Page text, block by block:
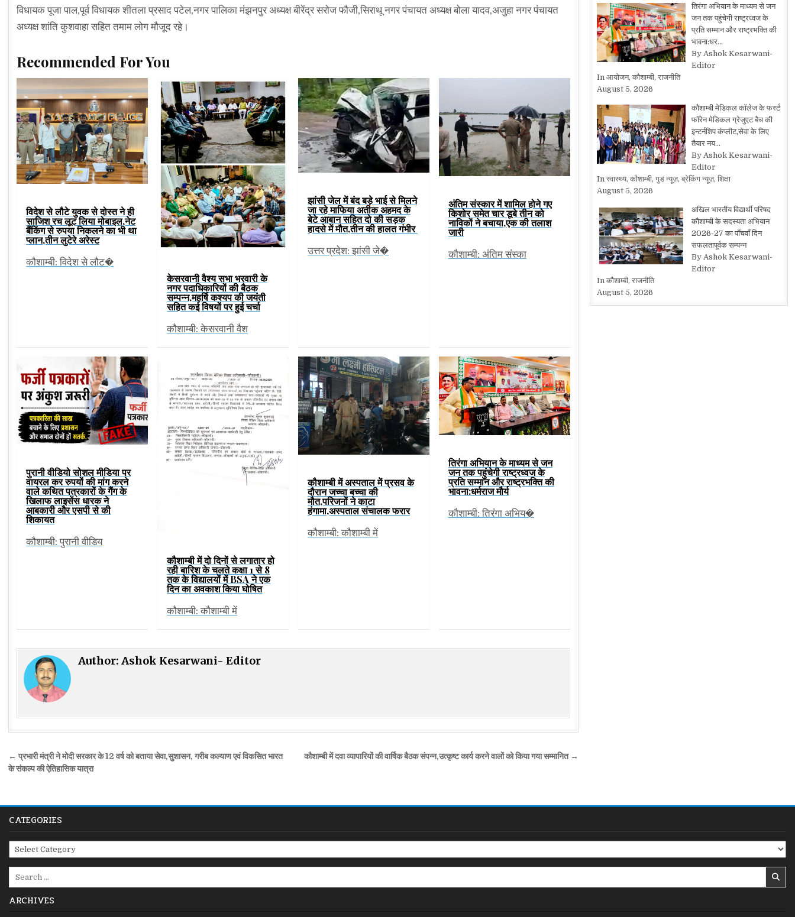
विधायक पूजा पाल,पूर्व विधायक शीतला प्रसाद पटेल,नगर पालिका मंझनपुर अध्यक्ष बीरेंद्र सरोज फौजी,सिराथू नगर पंचायत अध्यक्ष बोला यादव,अजुहा नगर पंचायत
अध्यक्ष शांति कुशवाहा सहित तमाम लोग मौजूद रहे।
Recommended For You
विदेश से लौटे युवक से दोस्त ने ही
साजिश रच लूट लिया मोबाइल,नेट
बैंकिंग से रुपया निकलने का भी था
प्लान,तीन लुटेरे अरेस्ट
कौशाम्बी: विदेश से लौट�
केसरवानी वैश्य सभा भरवारी के
नगर पदाधिकारियों की बैठक
सम्पन्न,महर्षि कश्यप की जयंती
सहित कई विषयों पर हुई चर्चा
कौशाम्बी: केसरवानी वैश
झांसी जेल में बंद बड़े भाई से मिलने
जा रहे माफिया अतीक अहमद के
बेटे आबान सहित दो की सड़क
हादसे में मौत,तीन की हालत गंभीर
उत्तर प्रदेश: झांसी जे�
अंतिम संस्कार में शामिल होने गए
किशोर समेत चार डूबे तीन को
नाविकों ने बचाया,एक की तलाश
जारी
कौशाम्बी: अंतिम संस्का
पुरानी वीडियो सोशल मीडिया पर
वायरल कर रुपयों की मांग करने
वाले कथित पत्रकारों के गैंग के
खिलाफ लाइसेंस धारक ने
आबकारी और एसपी से की
शिकायत
कौशाम्बी: पुरानी वीडिय
कौशाम्बी में दो दिनों से लगातार हो
रही बारिश के चलते कक्षा 1 से 8
तक के विद्यालयों में BSA ने एक
दिन का अवकाश किया घोषित
कौशाम्बी: कौशाम्बी में
कौशाम्बी में अस्पताल में प्रसव के
दौरान जच्चा बच्चा की
मौत,परिजनों ने काटा
हंगामा,अस्पताल संचालक फरार
कौशाम्बी: कौशाम्बी में
तिरंगा अभियान के माध्यम से जन
जन तक पहुंचेगी राष्ट्रध्वज के
प्रति सम्मान और राष्ट्रभक्ति की
भावना:धर्मराज मौर्य
कौशाम्बी: तिरंगा अभिय�
Author:Ashok Kesarwani- Editor
Post
navigation
कौशाम्बी में दवा व्यापारियों की वार्षिक बैठक संपन्न,उत्कृष्ट कार्य करने वालों को किया गया सम्मानित →
← प्रभारी मंत्री ने मोदी सरकार के 12 वर्ष को बताया सेवा,सुशासन, गरीब कल्याण एवं विकसित भारत
के संकल्प की ऐतिहासिक यात्रा
तिरंगा अभियान के माध्यम से जन
जन तक पहुंचेगी राष्ट्रध्वज के
प्रति सम्मान और राष्ट्रभक्ति की
भावना:धर…
By Ashok Kesarwani-
Editor
In आयोजन, कौशाम्बी, राजनीति
August 5, 2026
कौशाम्बी मेडिकल कॉलेज के फर्स्ट
फॉरेन मेडिकल ग्रेजुएट बैच की
इन्टर्नशिप कंप्लीट,सेवा के लिए
तैयार नय…
By Ashok Kesarwani-
Editor
In स्वास्थ्य, कौशाम्बी, गुड न्यूज़, ब्रेकिंग न्यूज़, शिक्षा
August 5, 2026
अखिल भारतीय विद्यार्थी परिषद
कौशाम्बी के सदस्यता अभियान
2026-27 का पाँचवाँ दिन
सफलतापूर्वक सम्पन्न
By Ashok Kesarwani-
Editor
In कौशाम्बी, राजनीति
August 5, 2026
CATEGORIES
Categories
ARCHIVES